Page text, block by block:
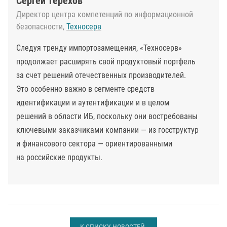
Директор центра компетенций по информационной
безопасности, Техносерв
Следуя тренду импортозамещения, «Техносерв»
продолжает расширять свой продуктовый портфель
за счет решений отечественных производителей.
Это особенно важно в сегменте средств
идентификации и аутентификации и в целом
решений в области ИБ, поскольку они востребованы
ключевыми заказчиками компании — из госструктур
и финансового сектора — ориентированными
на российские продукты.